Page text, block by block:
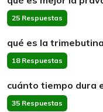
25 Respuestas
qué es la
18 Respuestas
cuánto tiempo dura
35 Respuestas